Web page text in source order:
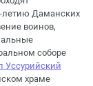
летию Даманских
воинов,
соборе
Уссурийский
храме